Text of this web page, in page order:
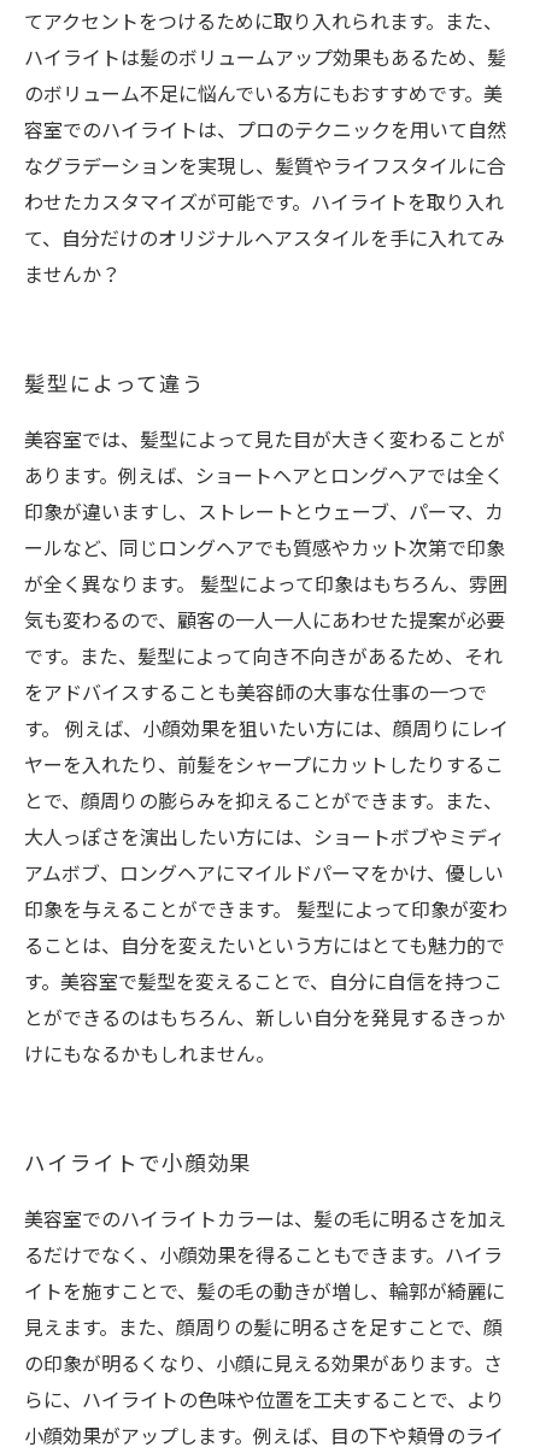
てアクセントをつけるために取り入れられます。また、
ハイライトは髪のボリュームアップ効果もあるため、髪
のボリューム不足に悩んでいる方にもおすすめです。美
容室でのハイライトは、プロのテクニックを用いて自然
なグラデーションを実現し、髪質やライフスタイルに合
わせたカスタマイズが可能です。ハイライトを取り入れ
て、自分だけのオリジナルヘアスタイルを手に入れてみ
ませんか？
髪型によって違う
美容室では、髪型によって見た目が大きく変わることが
あります。例えば、ショートヘアとロングヘアでは全く
印象が違いますし、ストレートとウェーブ、パーマ、カ
ールなど、同じロングヘアでも質感やカット次第で印象
が全く異なります。 髪型によって印象はもちろん、雰囲
気も変わるので、顧客の一人一人にあわせた提案が必要
です。また、髪型によって向き不向きがあるため、それ
をアドバイスすることも美容師の大事な仕事の一つで
す。 例えば、小顔効果を狙いたい方には、顔周りにレイ
ヤーを入れたり、前髪をシャープにカットしたりするこ
とで、顔周りの膨らみを抑えることができます。また、
大人っぽさを演出したい方には、ショートボブやミディ
アムボブ、ロングヘアにマイルドパーマをかけ、優しい
印象を与えることができます。 髪型によって印象が変わ
ることは、自分を変えたいという方にはとても魅力的で
す。美容室で髪型を変えることで、自分に自信を持つこ
とができるのはもちろん、新しい自分を発見するきっか
けにもなるかもしれません。
ハイライトで小顔効果
美容室でのハイライトカラーは、髪の毛に明るさを加え
るだけでなく、小顔効果を得ることもできます。ハイラ
イトを施すことで、髪の毛の動きが増し、輪郭が綺麗に
見えます。また、顔周りの髪に明るさを足すことで、顔
の印象が明るくなり、小顔に見える効果があります。さ
らに、ハイライトの色味や位置を工夫することで、より
小顔効果がアップします。例えば、目の下や頬骨のライ